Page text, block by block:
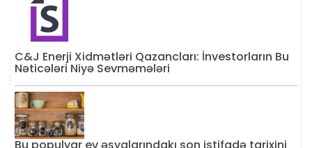
C&J Enerji Xidmətləri Qazancları: İnvestorların Bu
Nəticələri Niyə Sevməmələri